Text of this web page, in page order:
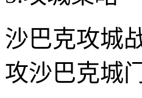
沙巴克攻城
攻沙巴克城